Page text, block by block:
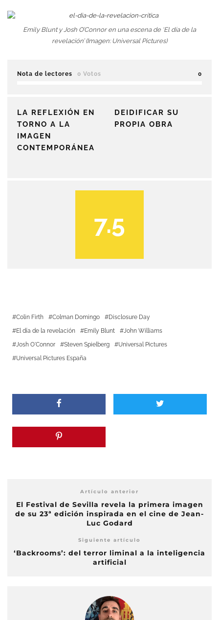
Emily Blunt y Josh O’Connor en una escena de ‘El día de la
revelación’ (Imagen: Universal Pictures)
Nota de lectores 0 Votos 0
LA REFLEXIÓN EN
TORNO A LA
IMAGEN
CONTEMPORÁNEA
DEIDIFICAR SU
PROPIA OBRA
7.5
Colin Firth Colman Domingo
Disclosure Day
El día de la revelación
Emily Blunt
John Williams
Josh O'Connor
Steven Spielberg
Universal Pictures
Universal Pictures España
Artículo anterior
El Festival de Sevilla revela la primera imagen
de su 23ª edición inspirada en el cine de Jean-
Luc Godard
Siguiente artículo
‘Backrooms’: del terror liminal a la inteligencia
artificial